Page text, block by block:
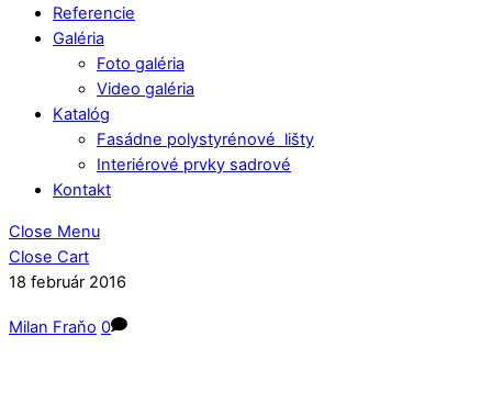
Referencie
Galéria
Foto galéria
Video galéria
Katalóg
Fasádne polystyrénové lišty
Interiérové prvky sadrové
Kontakt
Close Menu
Close Cart
18 február 2016
Milan Fraňo 0